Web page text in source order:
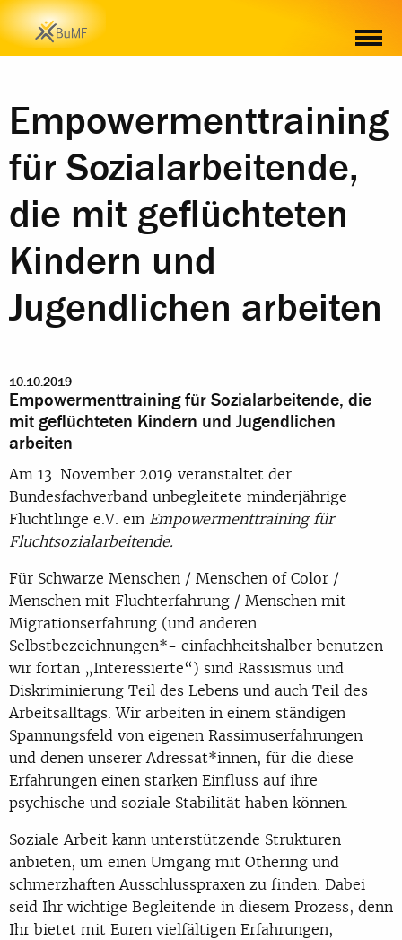
Empowermenttraining
für Sozialarbeitende,
die mit geflüchteten
Kindern und
Jugendlichen arbeiten
10.10.2019
Empowermenttraining für Sozialarbeitende, die
mit geflüchteten Kindern und Jugendlichen
arbeiten
Am 13. November 2019 veranstaltet der
Bundesfachverband unbegleitete minderjährige
Flüchtlinge e.V. ein Empowermenttraining für
Fluchtsozialarbeitende.
Für Schwarze Menschen / Menschen of Color /
Menschen mit Fluchterfahrung / Menschen mit
Migrationserfahrung (und anderen
Selbstbezeichnungen*- einfachheitshalber benutzen
wir fortan „Interessierte“) sind Rassismus und
Diskriminierung Teil des Lebens und auch Teil des
Arbeitsalltags. Wir arbeiten in einem ständigen
Spannungsfeld von eigenen Rassimuserfahrungen
und denen unserer Adressat*innen, für die diese
Erfahrungen einen starken Einfluss auf ihre
psychische und soziale Stabilität haben können.
Soziale Arbeit kann unterstützende Strukturen
anbieten, um einen Umgang mit Othering und
schmerzhaften Ausschlusspraxen zu finden. Dabei
seid Ihr wichtige Begleitende in diesem Prozess, denn
Ihr bietet mit Euren vielfältigen Erfahrungen,